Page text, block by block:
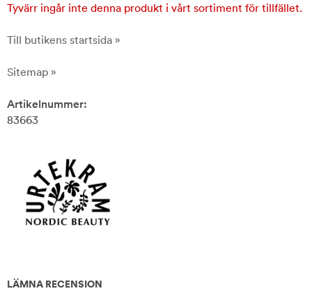
Tyvärr ingår inte denna produkt i vårt sortiment för tillfället.
Till butikens startsida »
Sitemap »
Artikelnummer:
83663
LÄMNA RECENSION